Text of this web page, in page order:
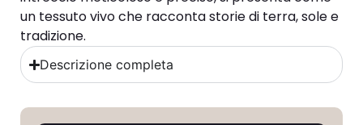
un tessuto vivo che racconta storie di terra, sole e
tradizione.
Descrizione completa